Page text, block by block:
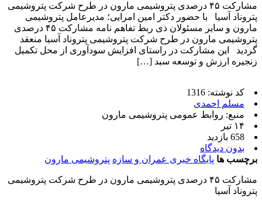
مشارکت ۴۵ درصدی پتروشیمی مارون در طرح شرکت پتروشیمی
پتروناد آسیا با حضور دکتر امین امرایی؛ مدیرعامل پتروشیمی
مارون و سایر مسئولان ذی ربط تفاهم نامه مشارکت ۴۵ درصدی
پتروشیمی مارون در طرح شرکت پتروشیمی پتروناد آسیا منعقد
گردید این مشارکت در راستای افزایش سودآوری از محل تکمیل
زنجیره ارزش و توسعه سبد […]
کد نوشته: 1316
مسلم احمدی
منبع: روابط عمومی پتروشیمی مارون
۱۴ تیر
658 بازدید
بدون دیدگاه
برچسب ها پایگاه خبری عمران و سازه پتروشیمی مارون
مشارکت ۴۵ درصدی پتروشیمی مارون در طرح شرکت پتروشیمی
پتروناد آسیا